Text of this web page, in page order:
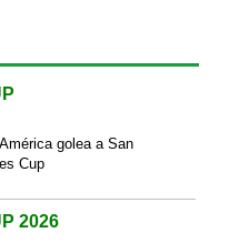
golea a San
Cup
2026